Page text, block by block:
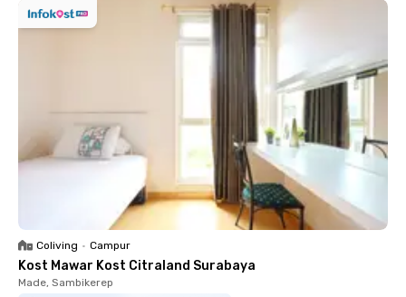
Coliving • Campur
Kost Mawar Kost Citraland Surabaya
Made, Sambikerep